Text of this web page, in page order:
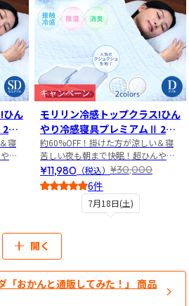
ひん
点
寝
り
7月18日(土)
キャンペーン
モリリン冷感トップクラス!ひん
やり冷感寝具プレミアムⅡ 2点
セット ダブル
約60%OFF！掛けた方が涼しい＆寝
苦しい夜も朝まで快眠！超ひんやり
寝具2点セット
¥11,980 （税込） ¥30,000
6件
開く
「おかんと通販してみた！」 商品